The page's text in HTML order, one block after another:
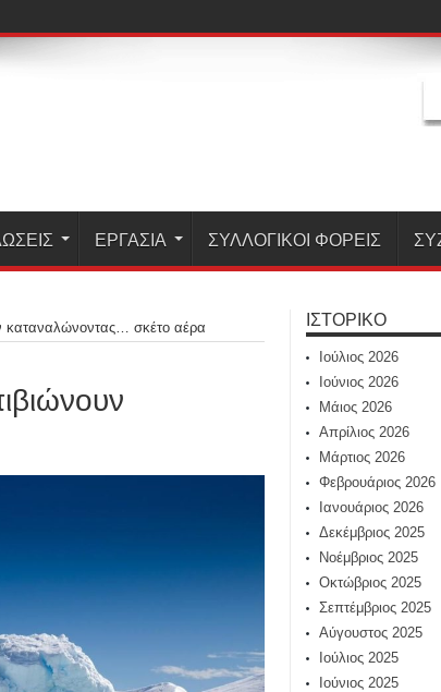
ΕΡΓΑΣΊΑ ΣΥΛΛΟΓΙΚΟΙ ΦΟΡΕΙΣ
καταναλώνοντας… σκέτο αέρα ΙΣΤΟΡΙΚΌ
Ιούλιος 2026
Ιούνιος 2026
Μάιος 2026
Απρίλιος 2026
Μάρτιος 2026
Φεβρουάριος 2026
Ιανουάριος 2026
Δεκέμβριος 2025
Νοέμβριος 2025
Οκτώβριος 2025
Σεπτέμβριος 2025
Αύγουστος 2025
Ιούλιος 2025
Ιούνιος 2025